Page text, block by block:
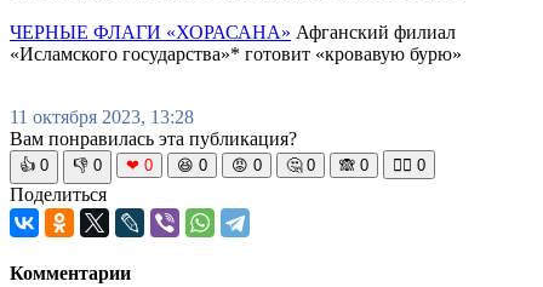
ЧЕРНЫЕ ФЛАГИ «ХОРАСАНА» Афганский филиал
«Исламского государства»* готовит «кровавую бурю»
11 октября 2023, 13:28
Вам понравилась эта публикация?
👍 0 👎 0 ❤ 0 😆 0 😡 0 🤔 0 🙈 0 🧘‍♀️ 0
Поделиться
Комментарии